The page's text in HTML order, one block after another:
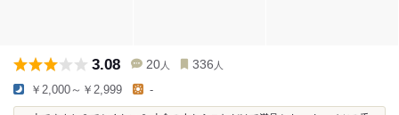
3.08 20 人 336 人
￥2,000～￥2,999 -